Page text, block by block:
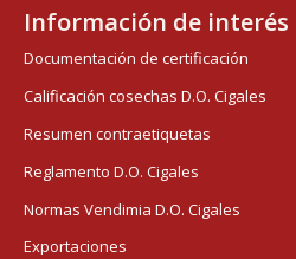
Información de interés
Documentación de certificación
Calificación cosechas D.O. Cigales
Resumen contraetiquetas
Reglamento D.O. Cigales
Normas Vendimia D.O. Cigales
Exportaciones